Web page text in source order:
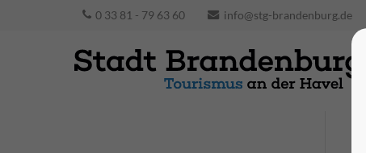
0 33 81 - 79 63 60 info@stg-brandenburg.de